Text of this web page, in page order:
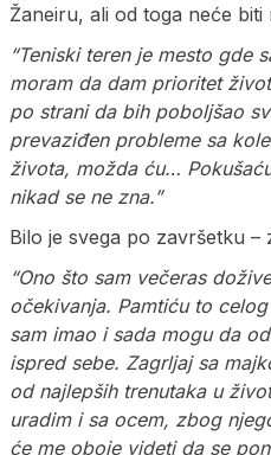
Žaneiru, ali od toga neće biti
“Teniski teren je mesto gde
moram da dam prioritet
po strani da bih poboljšao
prevaziđen probleme sa
života, možda ću…
nikad se ne zna.”
Bilo je svega po završetku –
“Ono što sam večeras
očekivanja. Pamtiću to
sam imao i sada mogu da
ispred sebe. Zagrljaj sa
od najlepših trenutaka u
uradim i sa ocem, zbog
će me oboje videti da se